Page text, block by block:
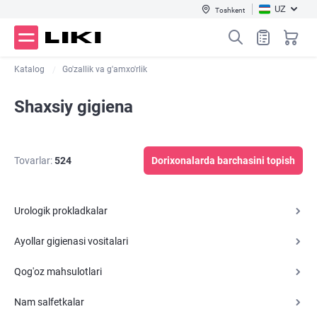
Toshkent UZ
Katalog Go'zallik va g'amxo'rlik
Shaxsiy gigiena
Tovarlar:524 Dorixonalarda barchasini topish
Urologik prokladkalar
Ayollar gigienasi vositalari
Qog'oz mahsulotlari
Nam salfetkalar